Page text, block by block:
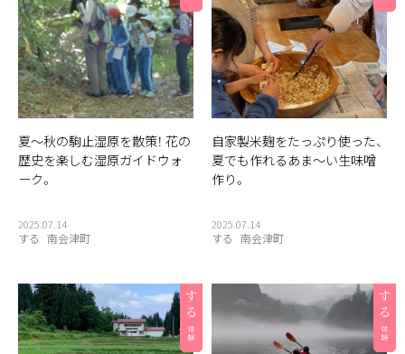
夏〜秋の駒止湿原を散策！ 花の
歴史を楽しむ湿原ガイドウォ
ーク。
2025.07.14
する 南会津町
自家製米麹をたっぷり使った、
夏でも作れるあま〜い生味噌
作り。
2025.07.14
する 南会津町